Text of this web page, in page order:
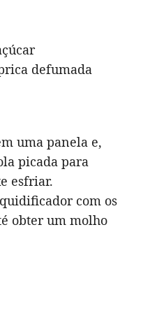
defumada
uma panela e,
picada para
esfriar.
com os
obter um molho